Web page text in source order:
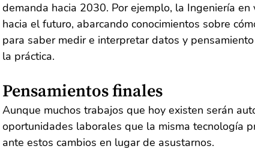
demanda hacia 2030. Por ejemplo, la Ingeniería
hacia el futuro, abarcando conocimientos sobre
para saber medir e interpretar datos y
la práctica.
Pensamientos finales
Aunque muchos trabajos que hoy existen serán
oportunidades laborales que la misma tecnología
ante estos cambios en lugar de asustarnos.